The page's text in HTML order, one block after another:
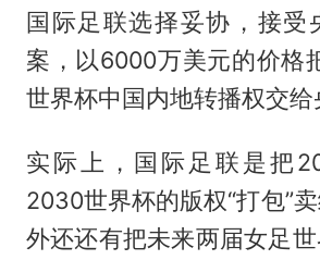
国际足联选择妥协，接受
案，以6000万美元的价格
世界杯中国内地转播权交给
实际上，国际足联是把
2030世界杯的版权“打包”
外还还有把未来两届女足世